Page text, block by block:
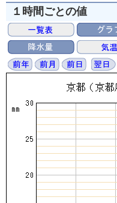
１時間ごとの値